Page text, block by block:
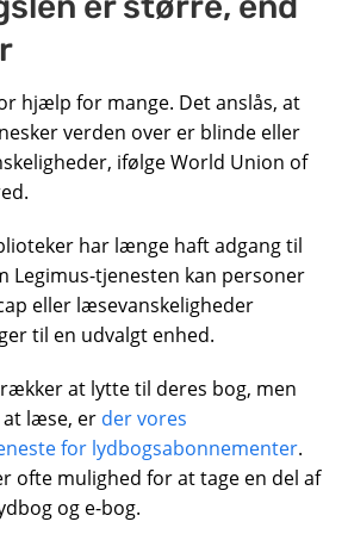
hjælp for mange. Det anslås, at
verden over er blinde eller
ifølge World Union of
har længe haft adgang til
Legimus-tjenesten kan personer
eller læsevanskeligheder
til en udvalgt enhed.
at lytte til deres bog, men
læse, er der vores
for lydbogsabonnementer.
ofte mulighed for at tage en del af
og e-bog.